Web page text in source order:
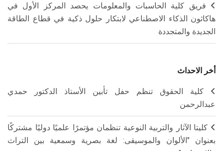
فريق كلية الحاسبات والمعلومات يحصد المركز الأول في
هاكاثون الذكاء الاصطناعي لابتكار حلول ذكية في قطاع الطاقة
الجديدة والمتجددة
أخر الاحداث
كلية الحقوق تنظم حفل تأبين الأستاذ الدكتور حمدي
عبدالرحمن
كليتا الآثار والتربية النوعية تنظمان مؤتمرًا علميًا دوليًا مشتركًا
بعنوان "الألوان والموسيقى: لغة بصرية وسمعية بين التراث